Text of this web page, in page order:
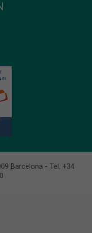
Barcelona - Tel. +34